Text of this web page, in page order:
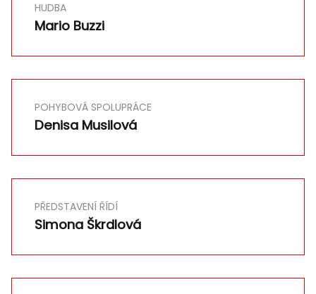
HUDBA
Mario Buzzi
POHYBOVÁ SPOLUPRÁCE
Denisa Musilová
PŘEDSTAVENÍ ŘÍDÍ
Simona Škrdlová